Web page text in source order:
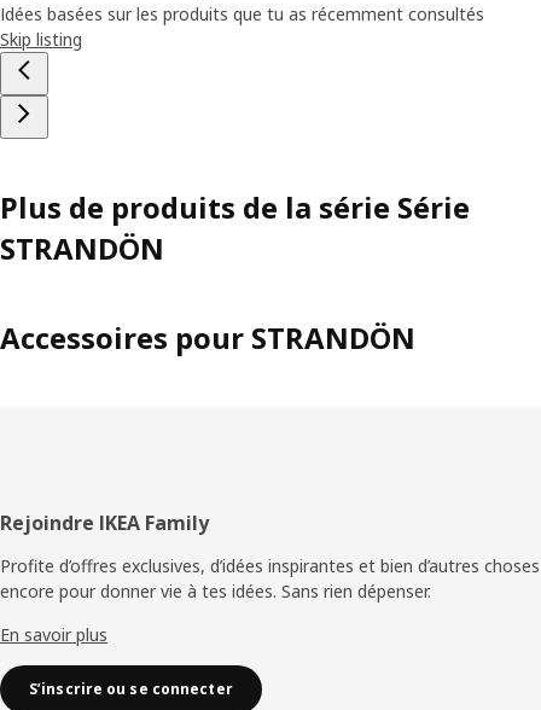
Idées basées sur les produits que tu as récemment consultés
Skip listing
Plus de produits de la série Série
STRANDÖN
Accessoires pour STRANDÖN
Pied
de
page
Rejoindre IKEA Family
Profite d’offres exclusives, d’idées inspirantes et bien d’autres choses
encore pour donner vie à tes idées. Sans rien dépenser.
En savoir plus
S’inscrire ou se connecter